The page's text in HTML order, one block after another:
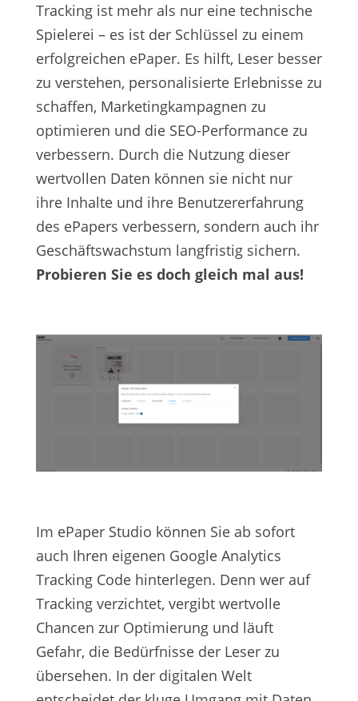
Tracking ist mehr als nur eine technische
Spielerei – es ist der Schlüssel zu einem
erfolgreichen ePaper. Es hilft, Leser besser
zu verstehen, personalisierte Erlebnisse zu
schaffen, Marketingkampagnen zu
optimieren und die SEO-Performance zu
verbessern. Durch die Nutzung dieser
wertvollen Daten können sie nicht nur
ihre Inhalte und ihre Benutzererfahrung
des ePapers verbessern, sondern auch ihr
Geschäftswachstum langfristig sichern.
Probieren Sie es doch gleich mal aus!
Im ePaper Studio können Sie ab sofort
auch Ihren eigenen Google Analytics
Tracking Code hinterlegen. Denn wer auf
Tracking verzichtet, vergibt wertvolle
Chancen zur Optimierung und läuft
Gefahr, die Bedürfnisse der Leser zu
übersehen. In der digitalen Welt